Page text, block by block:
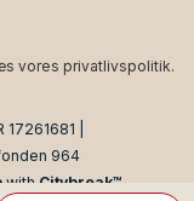
vores privatlivspolitik.
|
964
with Citybreak™